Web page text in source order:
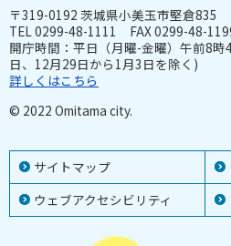
サイトマップ
ウェブアクセシビリティ
〒319-0192 茨城県小美玉市堅倉835
TEL 0299-48-1111 FAX 0299-48-
開庁時間：平日（月曜-金曜）午前8
日、12月29日から1月3日を除く)
詳しくはこちら
© 2022 Omitama city.